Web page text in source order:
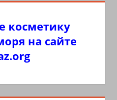
косметику
на сайте